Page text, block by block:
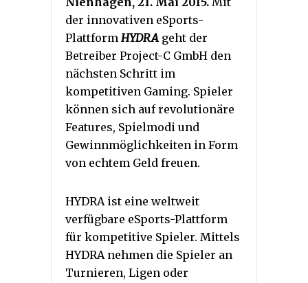
der innovativen eSports-
Plattform HYDRAgeht der
Betreiber Project-C GmbH den
nächsten Schritt im
kompetitiven Gaming. Spieler
können sich auf revolutionäre
Features, Spielmodi und
Gewinnmöglichkeiten in Form
von echtem Geld freuen.
HYDRA ist eine weltweit
verfügbare eSports-Plattform
für kompetitive Spieler. Mittels
HYDRA nehmen die Spieler an
Turnieren, Ligen oder